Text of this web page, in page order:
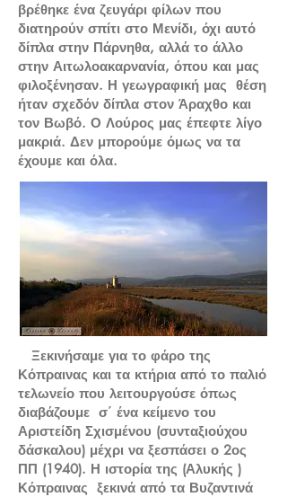
βρέθηκε ένα ζευγάρι φίλων που
διατηρούν σπίτι στο Μενίδι, όχι αυτό
δίπλα στην Πάρνηθα, αλλά το άλλο
στην Αιτωλοακαρνανία, όπου και μας
φιλοξένησαν. Η γεωγραφική μας θέση
ήταν σχεδόν δίπλα στον Άραχθο και
τον Βωβό. Ο Λούρος μας έπεφτε λίγο
μακριά. Δεν μπορούμε όμως να τα
έχουμε και όλα.
Ξεκινήσαμε για το φάρο της
Κόπραινας και τα κτήρια από το παλιό
τελωνείο που λειτουργούσε όπως
διαβάζουμε σ΄ ένα κείμενο του
Αριστείδη Σχισμένου (συνταξιούχου
δάσκαλου) μέχρι να ξεσπάσει ο 2ος
ΠΠ (1940). Η ιστορία της (Αλυκής )
Κόπραινας ξεκινά από τα Βυζαντινά